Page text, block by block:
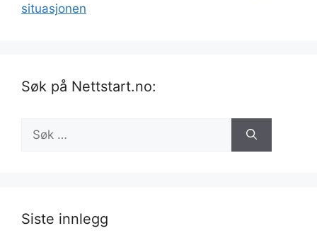
situasjonen
Søk på Nettstart.no:
etter:
Siste innlegg